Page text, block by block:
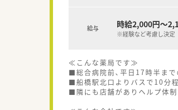
給与 時給2,000円～
※経験など考慮し決定
≪こんな薬局です≫
■総合病院前、平日17時半まで
■船橋駅北口よりバスで10分程
■隣にも店舗がありヘルプ体制